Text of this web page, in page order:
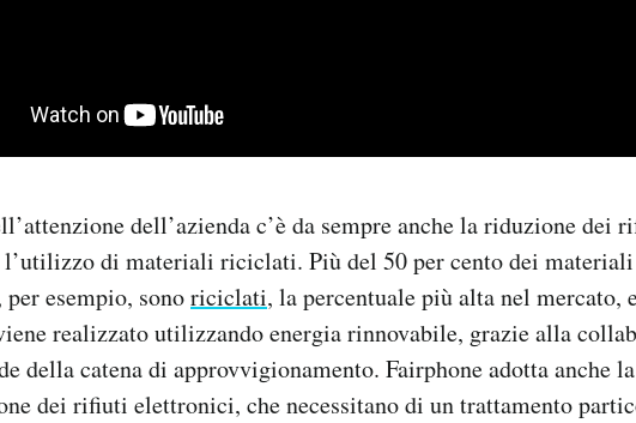
dell’azienda c’è da sempre anche la riduzione dei
di materiali riciclati. Più del 50 per cento dei
esempio, sonoriciclati, la percentuale più alta nel mercato,
realizzato utilizzando energia rinnovabile, grazie alla
della catena di approvvigionamento. Fairphone adotta anche la
dei rifiuti elettronici, che necessitano di un trattamento